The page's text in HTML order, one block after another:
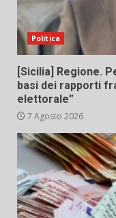
Politica
[Sicilia] Regione.
basi dei rapporti
elettorale”
7 Agosto 2026